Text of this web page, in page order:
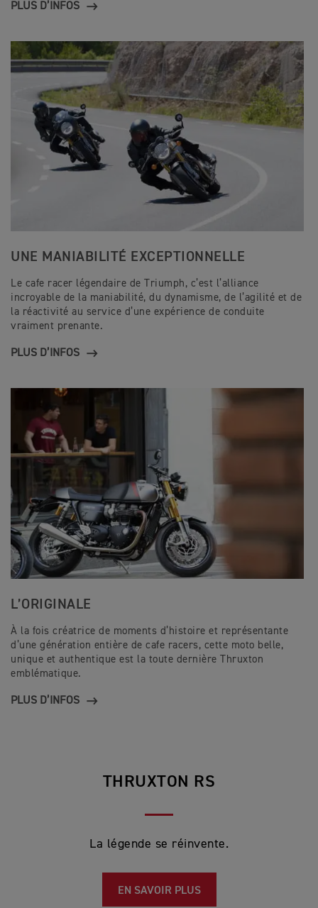
PLUS D’INFOS
UNE MANIABILITÉ EXCEPTIONNELLE
Le cafe racer légendaire de Triumph, c’est l’alliance
incroyable de la maniabilité, du dynamisme, de l’agilité et de
la réactivité au service d’une expérience de conduite
vraiment prenante.
PLUS D’INFOS
L’ORIGINALE
À la fois créatrice de moments d’histoire et représentante
d’une génération entière de cafe racers, cette moto belle,
unique et authentique est la toute dernière Thruxton
emblématique.
PLUS D’INFOS
THRUXTON RS
La légende se réinvente.
EN SAVOIR PLUS